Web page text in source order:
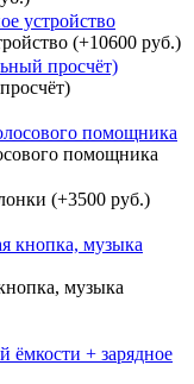
(+10600 руб.)
помощника
(+3500 руб.)
музыка